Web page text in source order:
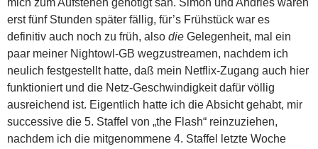
mich zum Aufstehen genötigt sah. Simon und Andries waren
erst fünf Stunden später fällig, für’s Frühstück war es
definitiv auch noch zu früh, also die Gelegenheit, mal ein
paar meiner Nightowl-GB wegzustreamen, nachdem ich
neulich festgestellt hatte, daß mein Netflix-Zugang auch hier
funktioniert und die Netz-Geschwindigkeit dafür völlig
ausreichend ist. Eigentlich hatte ich die Absicht gehabt, mir
successive die 5. Staffel von „the Flash“ reinzuziehen,
nachdem ich die mitgenommene 4. Staffel letzte Woche